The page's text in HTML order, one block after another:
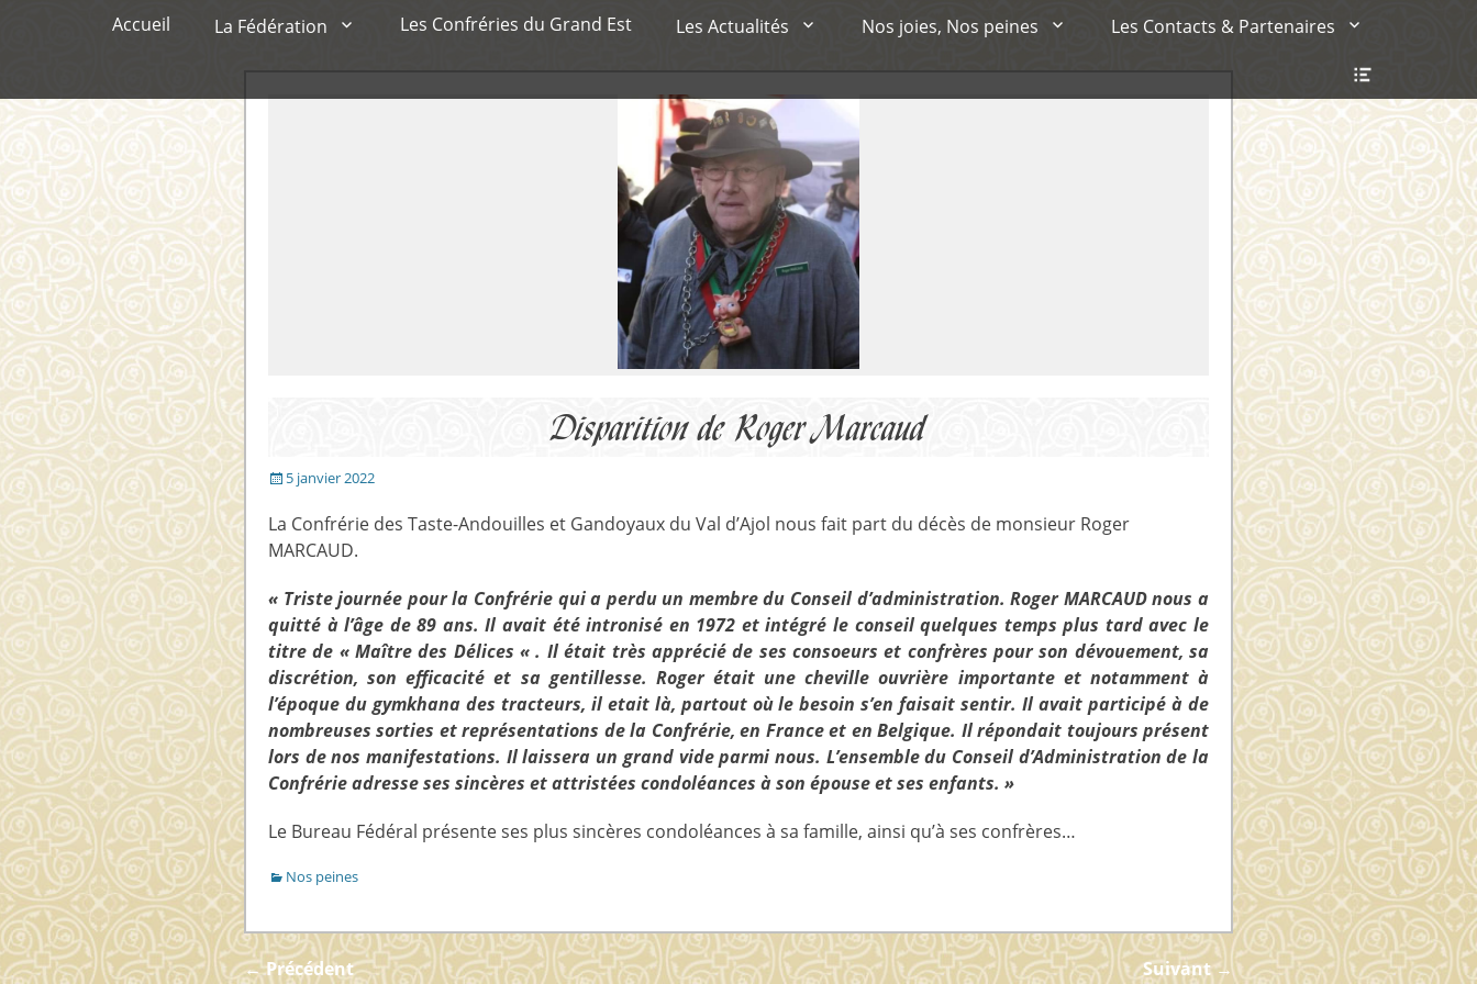
Menu principal
AllerAccueil La Fédération Les Confréries du Grand Est Les Actualités Nos joies, Nos peines Les Contacts & Partenaires
tête
Disparition de Roger Marcaud
Publié5 janvier 2022
La Confrérie des Taste-Andouilles et Gandoyaux du Val d’Ajol nous fait part du décès de monsieur Roger
MARCAUD.
« Triste journée pour la Confrérie qui a perdu un membre du Conseil d’administration. Roger MARCAUD nous a
quitté à l’âge de 89 ans. Il avait été intronisé en 1972 et intégré le conseil quelques temps plus tard avec le
titre de « Maître des Délices « . Il était très apprécié de ses consoeurs et confrères pour son dévouement, sa
discrétion, son efficacité et sa gentillesse. Roger était une cheville ouvrière importante et notamment à
l’époque du gymkhana des tracteurs, il etait là, partout où le besoin s’en faisait sentir. Il avait participé à de
nombreuses sorties et représentations de la Confrérie, en France et en Belgique. Il répondait toujours présent
lors de nos manifestations. Il laissera un grand vide parmi nous. L’ensemble du Conseil d’Administration de la
Confrérie adresse ses sincères et attristées condoléances à son épouse et ses enfants. »
Le Bureau Fédéral présente ses plus sincères condoléances à sa famille, ainsi qu’à ses confrères…
Catégories
Nos peines
Navigation
← Précédent
Suivant →